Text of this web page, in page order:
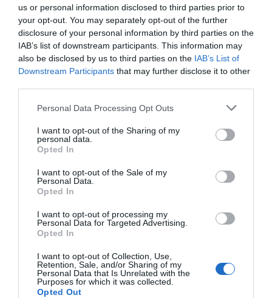
us or personal information disclosed to third parties prior to
your opt-out. You may separately opt-out of the further
disclosure of your personal information by third parties on the
IAB’s list of downstream participants. This information may
also be disclosed by us to third parties on the IAB’s List of
Downstream Participants that may further disclose it to other
Personal Data Processing Opt Outs
I want to opt-out of the Sharing of my
personal data.
Opted In
I want to opt-out of the Sale of my
Personal Data.
Opted In
I want to opt-out of processing my
Personal Data for Targeted Advertising.
Opted In
I want to opt-out of Collection, Use,
Retention, Sale, and/or Sharing of my
Personal Data that Is Unrelated with the
Purposes for which it was collected.
Opted Out